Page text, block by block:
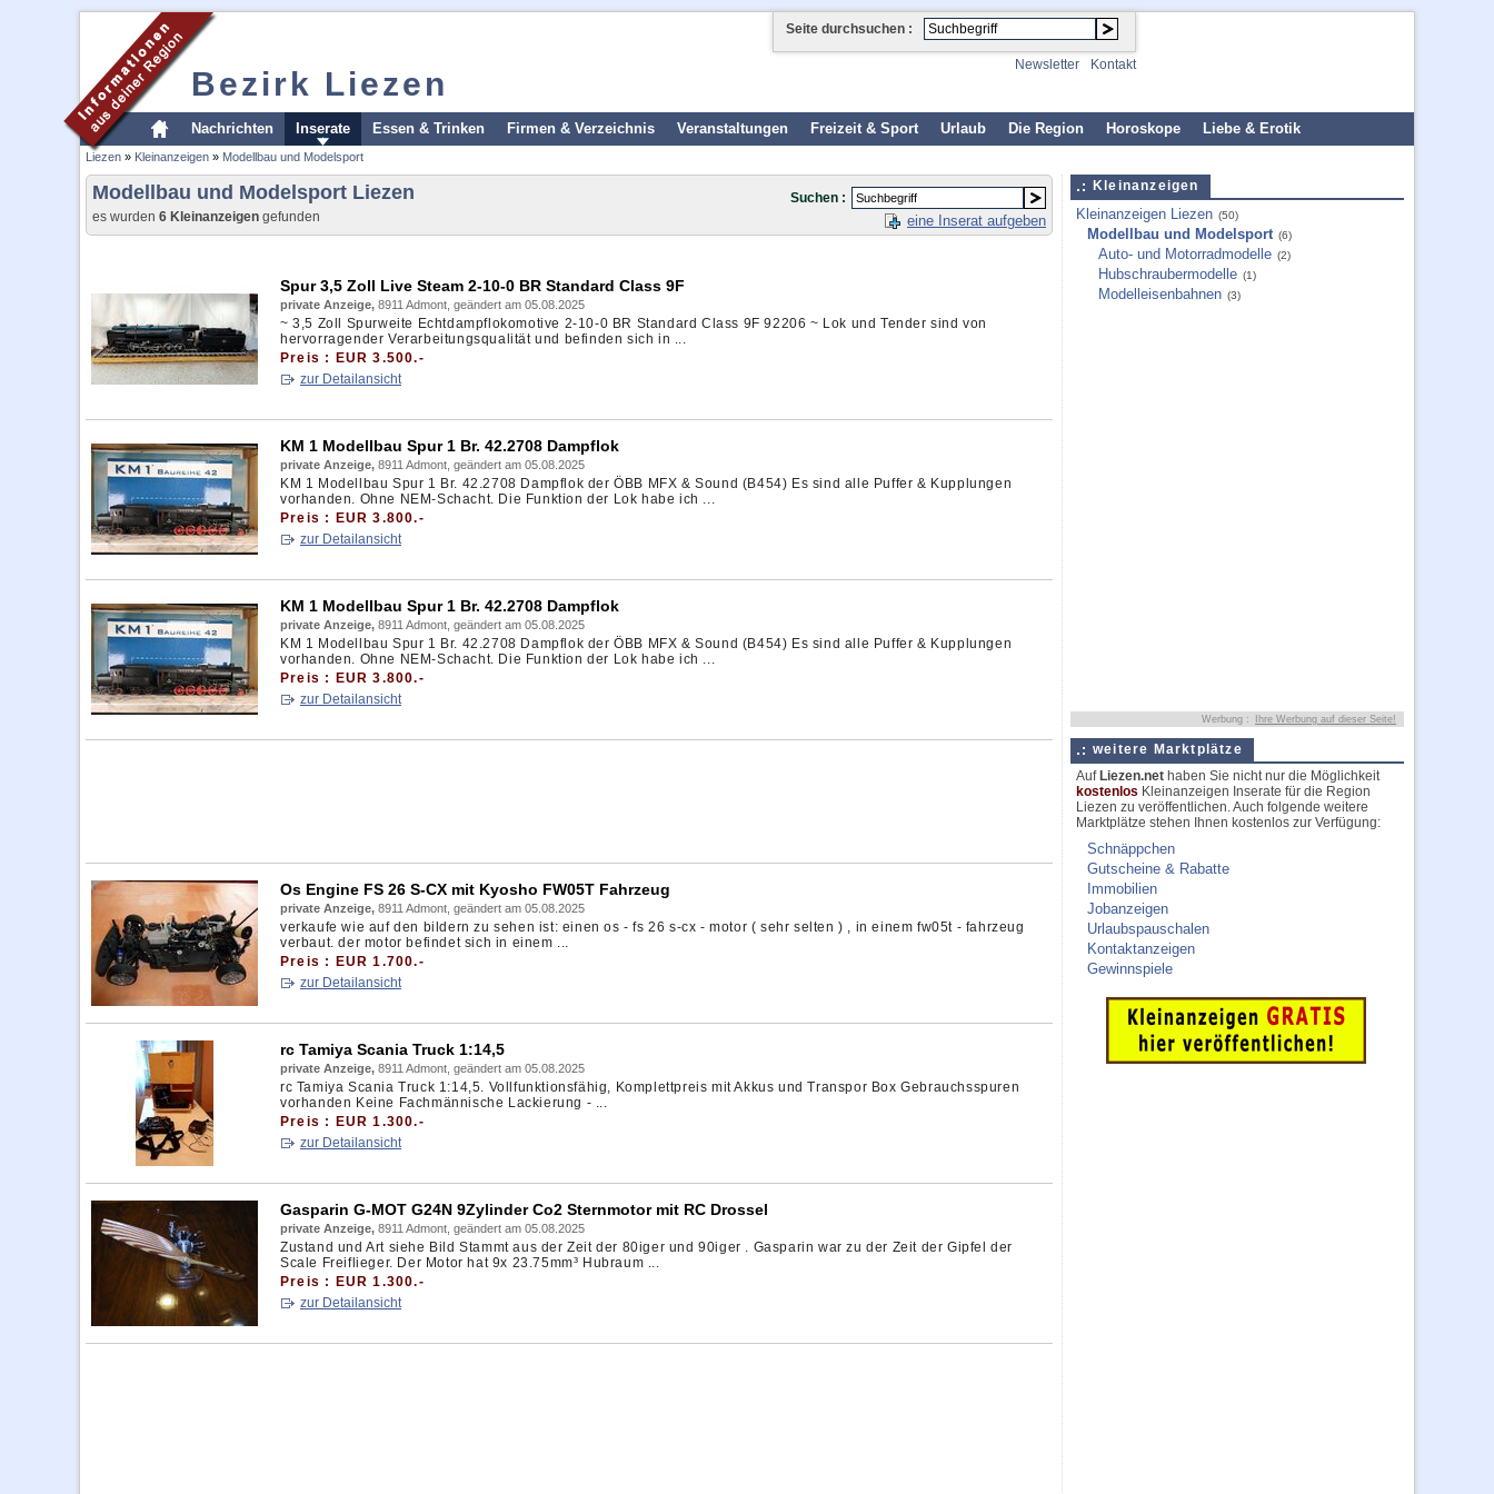
Bezirk Liezen
Seite durchsuchen :
Newsletter Kontakt
Nachrichten Inserate Essen & Trinken Firmen & Verzeichnis Veranstaltungen Freizeit & Sport Urlaub Die Region Horoskope Liebe & Erotik
Liezen » Kleinanzeigen » Modellbau und Modelsport
Modellbau und Modelsport Liezen
es wurden 6 Kleinanzeigen gefunden
Suchen :
eine Inserat aufgeben
Spur 3,5 Zoll Live Steam 2-10-0 BR Standard Class 9F
private Anzeige, 8911 Admont, geändert am 05.08.2025
~ 3,5 Zoll Spurweite Echtdampflokomotive 2-10-0 BR Standard Class 9F 92206 ~ Lok und Tender sind von
hervorragender Verarbeitungsqualität und befinden sich in ...
Preis : EUR 3.500.-
zur Detailansicht
KM 1 Modellbau Spur 1 Br. 42.2708 Dampflok
private Anzeige, 8911 Admont, geändert am 05.08.2025
KM 1 Modellbau Spur 1 Br. 42.2708 Dampflok der ÖBB MFX & Sound (B454) Es sind alle Puffer & Kupplungen
vorhanden. Ohne NEM-Schacht. Die Funktion der Lok habe ich ...
Preis : EUR 3.800.-
zur Detailansicht
KM 1 Modellbau Spur 1 Br. 42.2708 Dampflok
private Anzeige, 8911 Admont, geändert am 05.08.2025
KM 1 Modellbau Spur 1 Br. 42.2708 Dampflok der ÖBB MFX & Sound (B454) Es sind alle Puffer & Kupplungen
vorhanden. Ohne NEM-Schacht. Die Funktion der Lok habe ich ...
Preis : EUR 3.800.-
zur Detailansicht
Os Engine FS 26 S-CX mit Kyosho FW05T Fahrzeug
private Anzeige, 8911 Admont, geändert am 05.08.2025
verkaufe wie auf den bildern zu sehen ist: einen os - fs 26 s-cx - motor ( sehr selten ) , in einem fw05t - fahrzeug
verbaut. der motor befindet sich in einem ...
Preis : EUR 1.700.-
zur Detailansicht
rc Tamiya Scania Truck 1:14,5
private Anzeige, 8911 Admont, geändert am 05.08.2025
rc Tamiya Scania Truck 1:14,5. Vollfunktionsfähig, Komplettpreis mit Akkus und Transpor Box Gebrauchsspuren
vorhanden Keine Fachmännische Lackierung - ...
Preis : EUR 1.300.-
zur Detailansicht
Gasparin G-MOT G24N 9Zylinder Co2 Sternmotor mit RC Drossel
private Anzeige, 8911 Admont, geändert am 05.08.2025
Zustand und Art siehe Bild Stammt aus der Zeit der 80iger und 90iger . Gasparin war zu der Zeit der Gipfel der
Scale Freiflieger. Der Motor hat 9x 23.75mm³ Hubraum ...
Preis : EUR 1.300.-
zur Detailansicht
Kleinanzeigen
Kleinanzeigen Liezen (50)
Modellbau und Modelsport (6)
Auto- und Motorradmodelle (2)
Hubschraubermodelle (1)
Modelleisenbahnen (3)
Werbung : Ihre Werbung auf dieser Seite!
weitere Marktplätze
Auf Liezen.net haben Sie nicht nur die Möglichkeit
kostenlos Kleinanzeigen Inserate für die Region
Liezen zu veröffentlichen. Auch folgende weitere
Marktplätze stehen Ihnen kostenlos zur Verfügung:
Schnäppchen
Gutscheine & Rabatte
Immobilien
Jobanzeigen
Urlaubspauschalen
Kontaktanzeigen
Gewinnspiele